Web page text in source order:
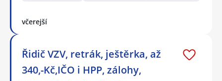
včerejší
Řidič VZV, retrák, ještěrka, až
340,-Kč,IČO i HPP, zálohy,